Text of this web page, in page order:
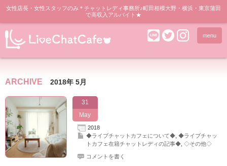
女性店長・女性スタッフのみ＊チャットレディ事務所♪町田相模大野・横浜・東京蒲田
で高収入アルバイト★
menu
ARCHIVE 2018年 5月
31
May
2018
◆ライブチャットカフェについて◆, ◆ライブチャッ
トカフェ在籍チャットレディの記事◆, ◇その他◇
コメントを書く